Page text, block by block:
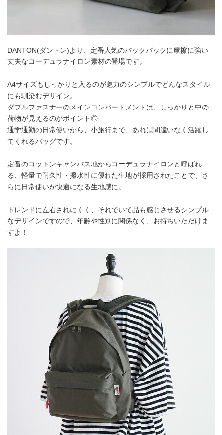
DANTON(ダントン)より、定番人気のバックパックに摩擦に強い
丈夫なコーデュラナイロン素材の登場です。
A4サイズもしっかりと入るのが魅力のシンプルでどんなスタイル
にも馴染むデザイン。
ダブルファスナーのメインコンパートメントは、しっかりと中の
荷物が見えるのがポイント◎
通学通勤の日常使いから、小旅行まで、あれば間違いなく活躍し
てくれるバッグです。
定番のコットンキャンバス地からコーデュラナイロンと呼ばれ
る、軽量で耐久性・撥水性に優れた生地が採用されたことで、さ
らに日常使いが快適になる生地感に。
トレンドに左右されにくく、それでいて品も感じさせるシンプル
なデザインですので、年齢や性別に関係なく、お持ちいただけま
すよ！